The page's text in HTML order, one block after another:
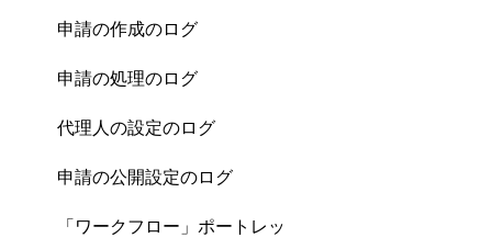
申請の作成のログ
申請の処理のログ
代理人の設定のログ
申請の公開設定のログ
「ワークフロー」ポートレッ